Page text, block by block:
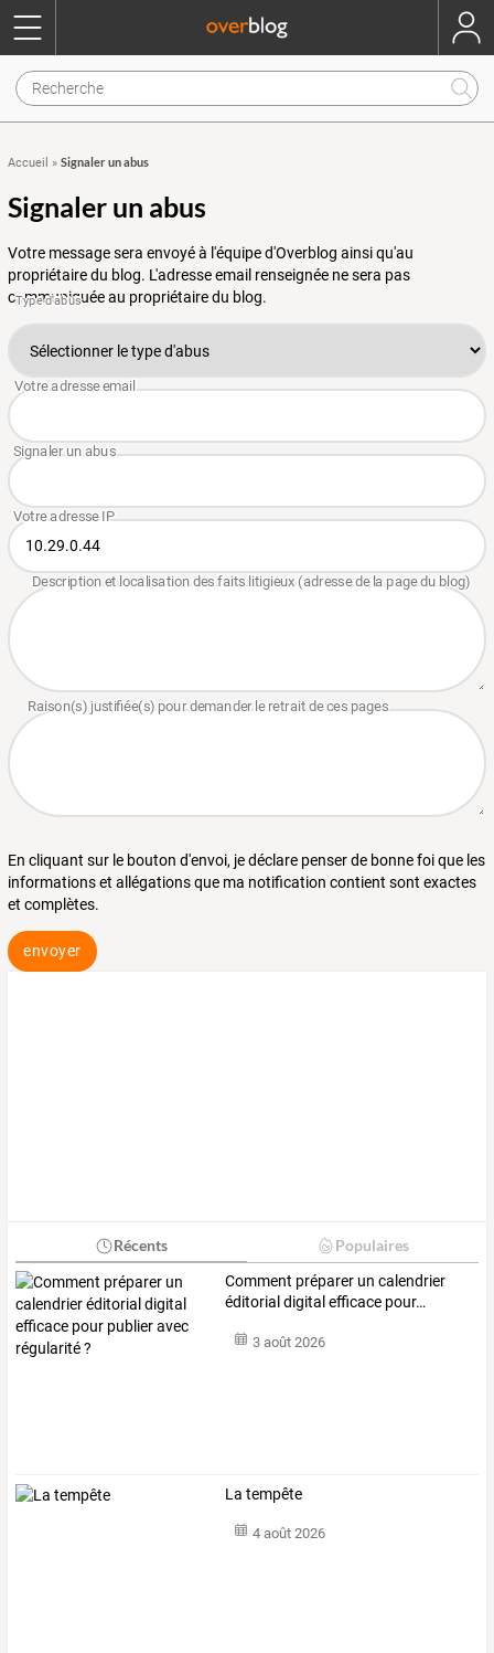
Accueil » Signaler un abus
Signaler un abus
Votre message sera envoyé à l'équipe d'Overblog ainsi qu'au
propriétaire du blog. L'adresse email renseignée ne sera pas
communiquée au propriétaire du blog.
En cliquant sur le bouton d'envoi, je déclare penser de bonne foi que les
informations et allégations que ma notification contient sont exactes
et complètes.
envoyer
Récents Populaires
Comment préparer un calendrier
éditorial digital efficace pour…
3 août 2026
La tempête
4 août 2026